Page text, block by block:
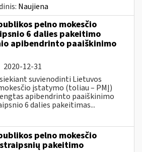
Naujiena
pelno mokesčio
6 dalies pakeitimo
apibendrinto paaiškinimo
2020-12-31
suvienodinti Lietuvos
įstatymo (toliau – PMĮ)
apibendrinto paaiškinimo
6 dalies pakeitimas...
pelno mokesčio
pakeitimo